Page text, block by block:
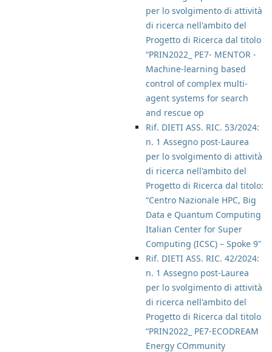
per lo svolgimento di attività
di ricerca nell'ambito del
Progetto di Ricerca dal titolo
“PRIN2022_ PE7- MENTOR -
Machine-learning based
control of complex multi-
agent systems for search
and rescue op
Rif. DIETI ASS. RIC. 53/2024:
n. 1 Assegno post-Laurea
per lo svolgimento di attività
di ricerca nell'ambito del
Progetto di Ricerca dal titolo:
“Centro Nazionale HPC, Big
Data e Quantum Computing
Italian Center for Super
Computing (ICSC) – Spoke 9"
Rif. DIETI ASS. RIC. 42/2024:
n. 1 Assegno post-Laurea
per lo svolgimento di attività
di ricerca nell'ambito del
Progetto di Ricerca dal titolo
“PRIN2022_ PE7-ECODREAM
Energy COmmunity